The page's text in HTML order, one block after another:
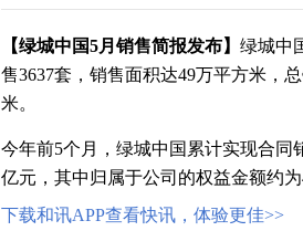
【绿城中国5月销售简报发布】 绿城中
售3637套，销售面积达49万平方米，
米。
今年前5个月，绿城中国累计实现合同
亿元，其中归属于公司的权益金额约为
下载和讯APP查看快讯，体验更佳>>